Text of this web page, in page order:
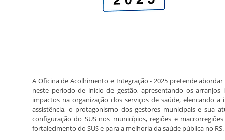
A Oficina de Acolhimento e Integração - 2025 pretende
neste período de início de gestão, apresentando os
impactos na organização dos serviços de saúde, elencando
assistência, o protagonismo dos gestores municipais e sua
configuração do SUS nos municípios, regiões e
fortalecimento do SUS e para a melhoria da saúde pública no RS.